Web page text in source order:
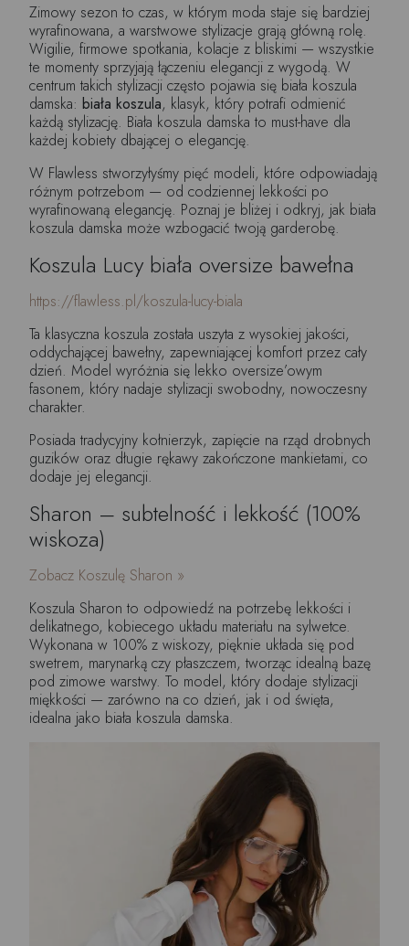
Zimowy sezon to czas, w którym moda staje się bardziej
wyrafinowana, a warstwowe stylizacje grają główną rolę.
Wigilie, firmowe spotkania, kolacje z bliskimi — wszystkie
te momenty sprzyjają łączeniu elegancji z wygodą. W
centrum takich stylizacji często pojawia się biała koszula
damska: biała koszula, klasyk, który potrafi odmienić
każdą stylizację. Biała koszula damska to must-have dla
każdej kobiety dbającej o elegancję.
W Flawless stworzyłyśmy pięć modeli, które odpowiadają
różnym potrzebom — od codziennej lekkości po
wyrafinowaną elegancję. Poznaj je bliżej i odkryj, jak biała
koszula damska może wzbogacić twoją garderobę.
Koszula Lucy biała oversize bawełna
https://flawless.pl/koszula-lucy-biala
Ta klasyczna koszula została uszyta z wysokiej jakości,
oddychającej bawełny, zapewniającej komfort przez cały
dzień. Model wyróżnia się lekko oversize’owym
fasonem, który nadaje stylizacji swobodny, nowoczesny
charakter.
Posiada tradycyjny kołnierzyk, zapięcie na rząd drobnych
guzików oraz długie rękawy zakończone mankietami, co
dodaje jej elegancji.
Sharon – subtelność i lekkość (100%
wiskoza)
Zobacz Koszulę Sharon »
Koszula Sharon to odpowiedź na potrzebę lekkości i
delikatnego, kobiecego układu materiału na sylwetce.
Wykonana w 100% z wiskozy, pięknie układa się pod
swetrem, marynarką czy płaszczem, tworząc idealną bazę
pod zimowe warstwy. To model, który dodaje stylizacji
miękkości — zarówno na co dzień, jak i od święta,
idealna jako biała koszula damska.